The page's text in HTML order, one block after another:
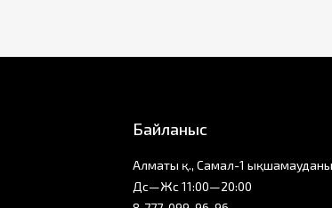
Байланыс
Алматы қ., Самал-1
Дс—Жс 11:00—20:00